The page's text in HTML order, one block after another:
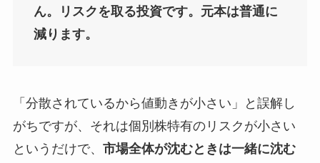
ん。リスクを取る投資です。元本は普通に
減ります。
「分散されているから値動きが小さい」と誤解し
がちですが、それは個別株特有のリスクが小さい
というだけで、 市場全体が沈むときは一緒に沈む